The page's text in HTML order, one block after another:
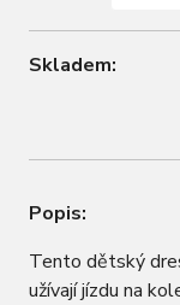
Skladem:
Popis:
Tento dětský
užívají jízdu na